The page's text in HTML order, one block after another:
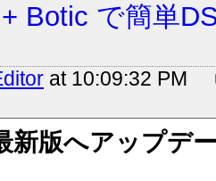
Botic で簡単
at 10:09:32 PM
新版へアップデ